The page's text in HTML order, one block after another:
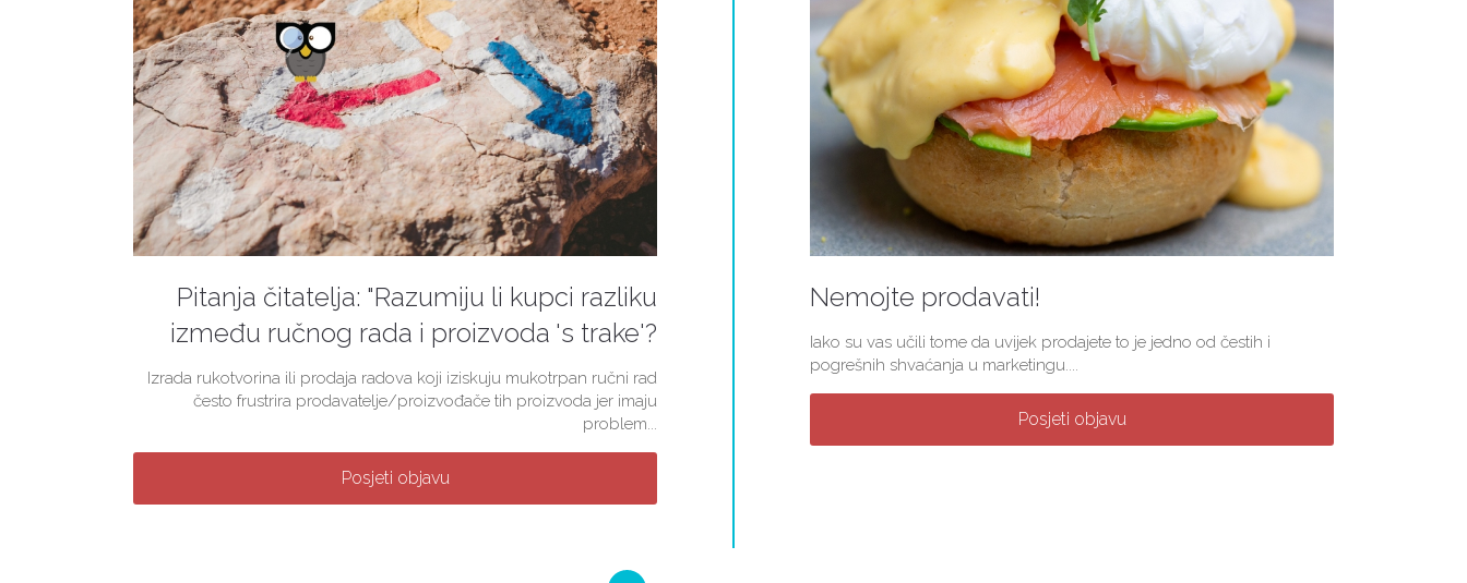
Nemojte prodavati!
Iako su vas učili tome da uvijek prodajete to je jedno od čestih i
pogrešnih shvaćanja u marketingu....
Posjeti objavu
Pitanja čitatelja: "Razumiju li kupci razliku
između ručnog rada i proizvoda 's trake'?
Izrada rukotvorina ili prodaja radova koji iziskuju mukotrpan ručni rad
često frustrira prodavatelje/proizvođače tih proizvoda jer imaju
problem...
Posjeti objavu